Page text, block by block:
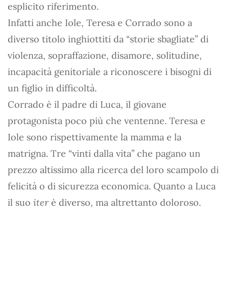
esplicito riferimento.
Infatti anche Iole, Teresa e Corrado sono a
diverso titolo inghiottiti da “storie sbagliate” di
violenza, sopraffazione, disamore, solitudine,
incapacità genitoriale a riconoscere i bisogni di
un figlio in difficoltà.
Corrado è il padre di Luca, il giovane
protagonista poco più che ventenne. Teresa e
Iole sono rispettivamente la mamma e la
matrigna. Tre “vinti dalla vita” che pagano un
prezzo altissimo alla ricerca del loro scampolo di
felicità o di sicurezza economica. Quanto a Luca
il suo iter è diverso, ma altrettanto doloroso.